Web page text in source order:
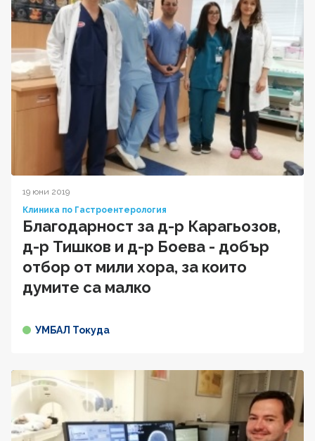
19 юни 2019
Клиника по Гастроентерология
Благодарност за д-р Карагьозов,
д-р Тишков и д-р Боева - добър
отбор от мили хора, за които
думите са малко
УМБАЛ Токуда